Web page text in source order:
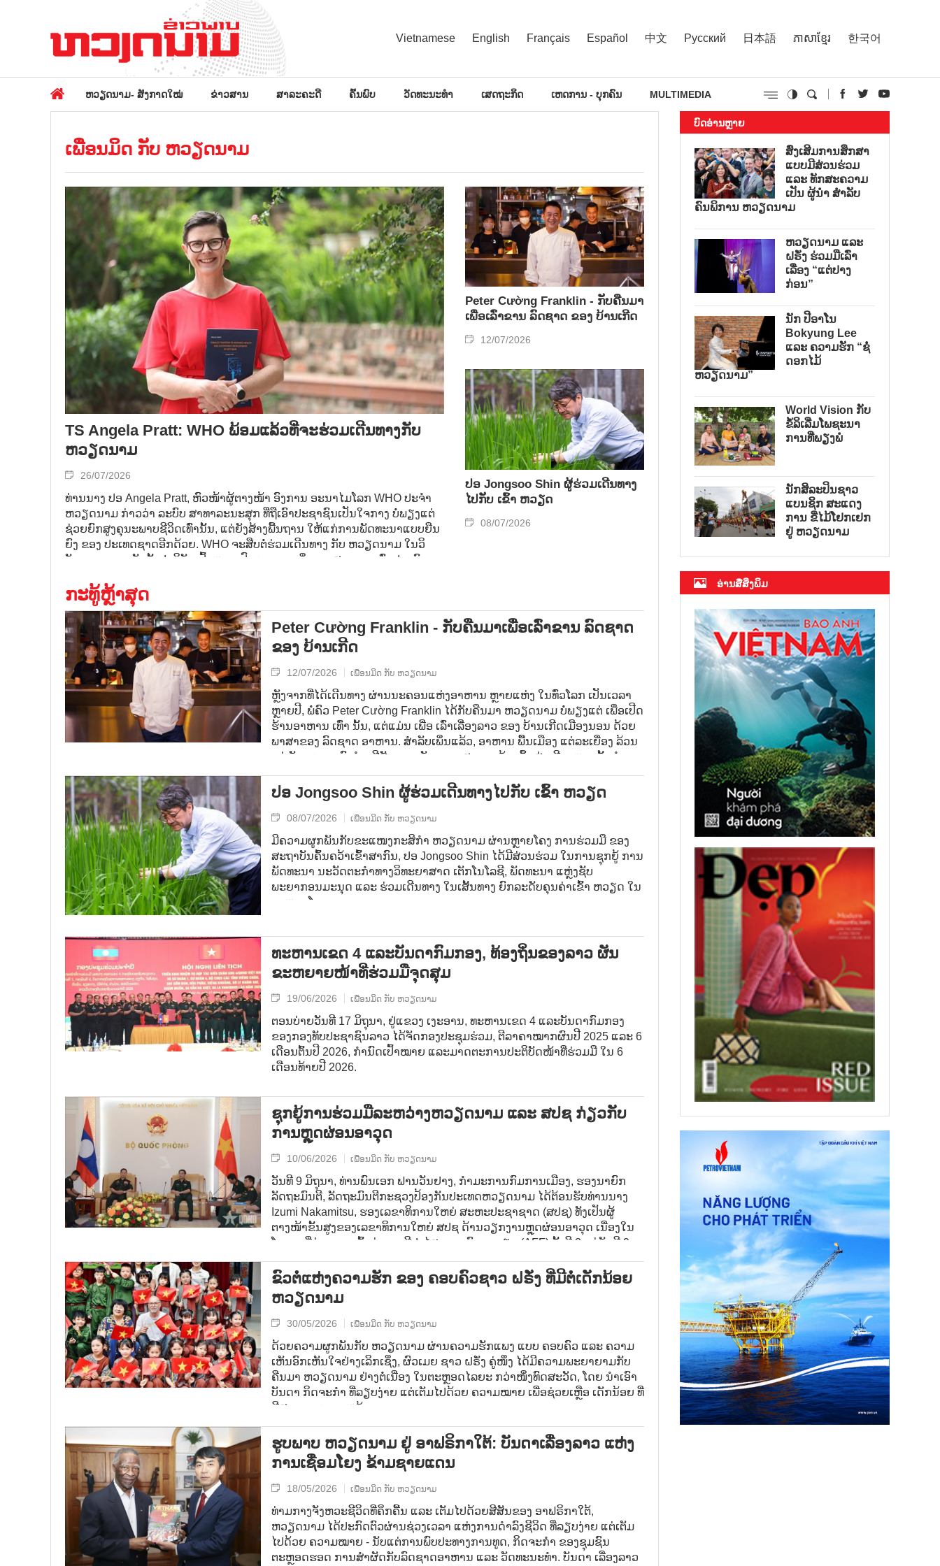
Vietnamese English Français Español 中文 Русский 日本語 ភាសាខ្មែរ 한국어
ຫວຽດນາມ- ສັງກາດໃໝ່ ຂ່າວສານ ສາລະຄະດີ ຄົ້ນພົບ ວັດທະນະທຳ ເສດຖະກິດ ເຫດການ - ບຸກຄົນ MULTIMEDIA
ເພື່ອນມິດ ກັບ ຫວຽດນາມ
TS Angela Pratt: WHO ພ້ອມແລ້ວທີ່ຈະຮ່ວມເດີນທາງກັບ
ຫວຽດນາມ
26/07/2026
ທ່ານນາງ ປອ Angela Pratt, ຫົວໜ້າຜູ້ຕາງໜ້າ ອົງການ ອະນາໄມໂລກ WHO ປະຈຳ
ຫວຽດນາມ ກ່າວວ່າ ລະບົບ ສາທາລະນະສຸກ ທີ່ຖືເອົາປະຊາຊົນເປັນໃຈກາງ ບໍ່ພຽງແຕ່
ຊ່ວຍຍົກສູງຄຸນະພາບຊີວິດເທົ່ານັ້ນ, ແຕ່ຍັງສ້າງພື້ນຖານ ໃຫ້ແກ່ການພັດທະນາແບບຍືນ
ຍົງ ຂອງ ປະເທດຊາດອີກດ້ວຍ. WHO ຈະສືບຕໍ່ຮ່ວມເດີນທາງ ກັບ ຫວຽດນາມ ໃນວິ
ວັດທະນາການ ຈັດຕັ້ງປະຕິບັດເປົ້າໝາຍ ປົກຄຸມ ການເບິ່ງແຍງສຸຂະພາບ ທົ່ວປວງຊົນ
Peter Cường Franklin - ກັບຄືນມາ
ເພື່ອເລົ່າຂານ ລົດຊາດ ຂອງ ບ້ານເກີດ
12/07/2026
ປອ Jongsoo Shin ຜູ້ຮ່ວມເດີນທາງ
ໄປກັບ ເຂົ້າ ຫວຽດ
08/07/2026
ກະທູ້ຫຼ້າສຸດ
Peter Cường Franklin - ກັບຄືນມາເພື່ອເລົ່າຂານ ລົດຊາດ
ຂອງ ບ້ານເກີດ
12/07/2026 ເພື່ອນມິດ ກັບ ຫວຽດນາມ
ຫຼັງຈາກທີ່ໄດ້ເດີນທາງ ຜ່ານນະຄອນແຫ່ງອາຫານ ຫຼາຍແຫ່ງ ໃນທົ່ວໂລກ ເປັນເວລາ
ຫຼາຍປີ, ພໍ່ຄົວ Peter Cường Franklin ໄດ້ກັບຄືນມາ ຫວຽດນາມ ບໍ່ພຽງແຕ່ ເພື່ອເປີດ
ຮ້ານອາຫານ ເທົ່າ ນັ້ນ, ແຕ່ແມ່ນ ເພື່ອ ເລົ່າເລື່ອງລາວ ຂອງ ບ້ານເກີດເມືອງນອນ ດ້ວຍ
ພາສາຂອງ ລົດຊາດ ອາຫານ. ສຳລັບເພິ່ນແລ້ວ, ອາຫານ ພື້ນເມືອງ ແຕ່ລະເຍື່ອງ ລ້ວນ
ແຕ່ ບັນຈຸຄວາມຊົງຈຳ, ສີສັນເອກະລັກ ແລະ ສາມາດກ້າວຂຶ້ນສູ່ເວທີອາຫານຊັ້ນນຳ
ປອ Jongsoo Shin ຜູ້ຮ່ວມເດີນທາງໄປກັບ ເຂົ້າ ຫວຽດ
08/07/2026 ເພື່ອນມິດ ກັບ ຫວຽດນາມ
ມີຄວາມຜູກພັນກັບຂະແໜງກະສິກຳ ຫວຽດນາມ ຜ່ານຫຼາຍໂຄງ ການຮ່ວມມື ຂອງ
ສະຖາບັນຄົ້ນຄວ້າເຂົ້າສາກົນ, ປອ Jongsoo Shin ໄດ້ມີສ່ວນຮ່ວມ ໃນການຊຸກຍູ້ ການ
ພັດທະນາ ນະວັດຕະກໍາທາງວິທະຍາສາດ ເຕັກໂນໂລຊີ, ພັດທະນາ ແຫຼ່ງຊັບ
ພະຍາກອນມະນຸດ ແລະ ຮ່ວມເດີນທາງ ໃນເສັ້ນທາງ ຍົກລະດັບຄຸນຄ່າເຂົ້າ ຫວຽດ ໃນ
ຕະຫຼາດໂລກ.
ທະຫານເຂດ 4 ແລະບັນດາກົມກອງ, ທ້ອງຖິ່ນຂອງລາວ ຜັນ
ຂະຫຍາຍໜ້າທີ່ຮ່ວມມືຈຸດສຸມ
19/06/2026 ເພື່ອນມິດ ກັບ ຫວຽດນາມ
ຕອນບ່າຍວັນທີ 17 ມິຖຸນາ, ຢູ່ແຂວງ ເງະອານ, ທະຫານເຂດ 4 ແລະບັນດາກົມກອງ
ຂອງກອງທັບປະຊາຊົນລາວ ໄດ້ຈັດກອງປະຊຸມຮ່ວມ, ຕີລາຄາໝາກຜົນປີ 2025 ແລະ 6
ເດືອນຕົ້ນປີ 2026, ກຳນົດເປົ້າໝາຍ ແລະມາດຕະການປະຕິບັດໜ້າທີ່ຮ່ວມມື ໃນ 6
ເດືອນທ້າຍປີ 2026.
ຊຸກຍູ້ການຮ່ວມມືລະຫວ່າງຫວຽດນາມ ແລະ ສປຊ ກ່ຽວກັບ
ການຫຼຸດຜ່ອນອາວຸດ
10/06/2026 ເພື່ອນມິດ ກັບ ຫວຽດນາມ
ວັນທີ 9 ມິຖຸນາ, ທ່ານພົນເອກ ຟານວັນຢາງ, ກຳມະການກົມການເມືອງ, ຮອງນາຍົກ
ລັດຖະມົນຕີ, ລັດຖະມົນຕີກະຊວງປ້ອງກັນປະເທດຫວຽດນາມ ໄດ້ຕ້ອນຮັບທ່ານນາງ
Izumi Nakamitsu, ຮອງເລຂາທິການໃຫຍ່ ສະຫະປະຊາຊາດ (ສປຊ) ທັງເປັນຜູ້
ຕາງໜ້າຂັ້ນສູງຂອງເລຂາທິການໃຫຍ່ ສປຊ ດ້ານວຽກງານຫຼຸດຜ່ອນອາວຸດ ເນື່ອງໃນ
ໂອກາດທີ່ທ່ານນາງເຂົ້າຮ່ວມເວທີປາໄສອະນາຄົດອາຊຽນ (AFF) ຄັ້ງທີ 3 ແຕ່ວັນທີ 9-
ຂົວຕໍ່ແຫ່ງຄວາມຮັກ ຂອງ ຄອບຄົວຊາວ ຝຣັ່ງ ທີ່ມີຕໍ່ເດັກນ້ອຍ
ຫວຽດນາມ
30/05/2026 ເພື່ອນມິດ ກັບ ຫວຽດນາມ
ດ້ວຍຄວາມຜູກພັນກັບ ຫວຽດນາມ ຜ່ານຄວາມຮັກແພງ ແບບ ຄອບຄົວ ແລະ ຄວາມ
ເຫັນອົກເຫັນໃຈຢ່າງເລິກເຊິ່ງ, ຜົວເມຍ ຊາວ ຝຣັ່ງ ຄູ່ໜຶ່ງ ໄດ້ມີຄວາມພະຍາຍາມກັບ
ຄືນມາ ຫວຽດນາມ ຢ່າງຕໍ່ເນື່ອງ ໃນຕະຫຼອດໄລຍະ ກວ່າໜຶ່ງທົດສະວັດ, ໂດຍ ນຳເອົາ
ບັນດາ ກິດຈະກຳ ທີ່ລຽບງ່າຍ ແຕ່ເຕັມໄປດ້ວຍ ຄວາມໝາຍ ເພື່ອຊ່ວຍເຫຼືອ ເດັກນ້ອຍ ທີ່
ມີສະພາບ ຄວາມຫຍຸ້ງຍາກ.
ຮູບພາບ ຫວຽດນາມ ຢູ່ ອາຟຣິກາໃຕ້: ບັນດາເລື່ອງລາວ ແຫ່ງ
ການເຊື່ອມໂຍງ ຂ້າມຊາຍແດນ
18/05/2026 ເພື່ອນມິດ ກັບ ຫວຽດນາມ
ທ່າມກາງຈັງຫວະຊີວິດທີ່ຄຶກຄື້ນ ແລະ ເຕັມໄປດ້ວຍສີສັນຂອງ ອາຟຣິກາໃຕ້,
ຫວຽດນາມ ໄດ້ປະກົດຕົວຜ່ານຊ່ວງເວລາ ແຫ່ງການດຳລົງຊີວິດ ທີ່ລຽບງ່າຍ ແຕ່ເຕັມ
ໄປດ້ວຍ ຄວາມໝາຍ - ນັບແຕ່ການພົບປະທາງການທູດ, ກິດຈະກຳ ຂອງຊຸມຊົນ
ຕະຫຼອດຮອດ ການສຳຜັດກັບລົດຊາດອາຫານ ແລະ ວັດທະນະທຳ. ບັນດາ ເລື່ອງລາວ
ບົດອ່ານຫຼາຍ
ສົ່ງເສີມການສຶກສາ
ແບບມີສ່ວນຮ່ວມ
ແລະ ທັກສະຄວາມ
ເປັນ ຜູ້ນຳ ສໍາລັບ
ຄົນພິການ ຫວຽດນາມ
ຫວຽດນາມ ແລະ
ຝຣັ່ງ ຮ່ວມມືເລົ່າ
ເລື່ອງ “ແຕ່ປາງ
ກ່ອນ”
ນັກ ປີອາໂນ
Bokyung Lee
ແລະ ຄວາມຮັກ “ຊໍ່
ດອກໄມ້
ຫວຽດນາມ”
World Vision ກັບ
ຂໍ້ລິເລີ່ມໂພຊະນາ
ການທີ່ພຽງພໍ
ນັກສິລະປິນຊາວ
ແບນຊິກ ສະແດງ
ການ ຂີ່ໄມ້ໂຢກເຢກ
ຢູ່ ຫວຽດນາມ
ອ່ານສື່ສິ່ງພິມ